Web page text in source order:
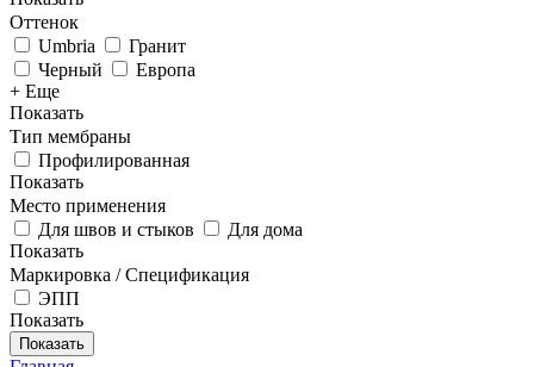
Оттенок
Umbria
Гранит
Черный
Европа
+ Еще
Показать
Тип мембраны
Профилированная
Показать
Место применения
Для швов и стыков
Для дома
Показать
Маркировка / Спецификация
ЭПП
Показать
Показать